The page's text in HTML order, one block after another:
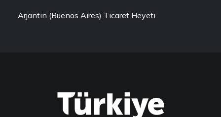
Arjantin (Buenos Aires) Ticaret Heyeti